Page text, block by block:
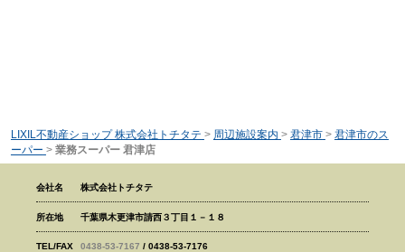
LIXIL不動産ショップ 株式会社トチタテ > 周辺施設案内 > 君津市 > 君津市のス
ーパー > 業務スーパー 君津店
会社名 株式会社トチタテ
所在地 千葉県木更津市請西３丁目１－１８
TEL/FAX 0438-53-7167 / 0438-53-7176